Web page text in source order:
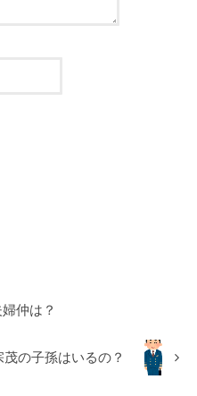
仲は？
茂の子孫はいるの？